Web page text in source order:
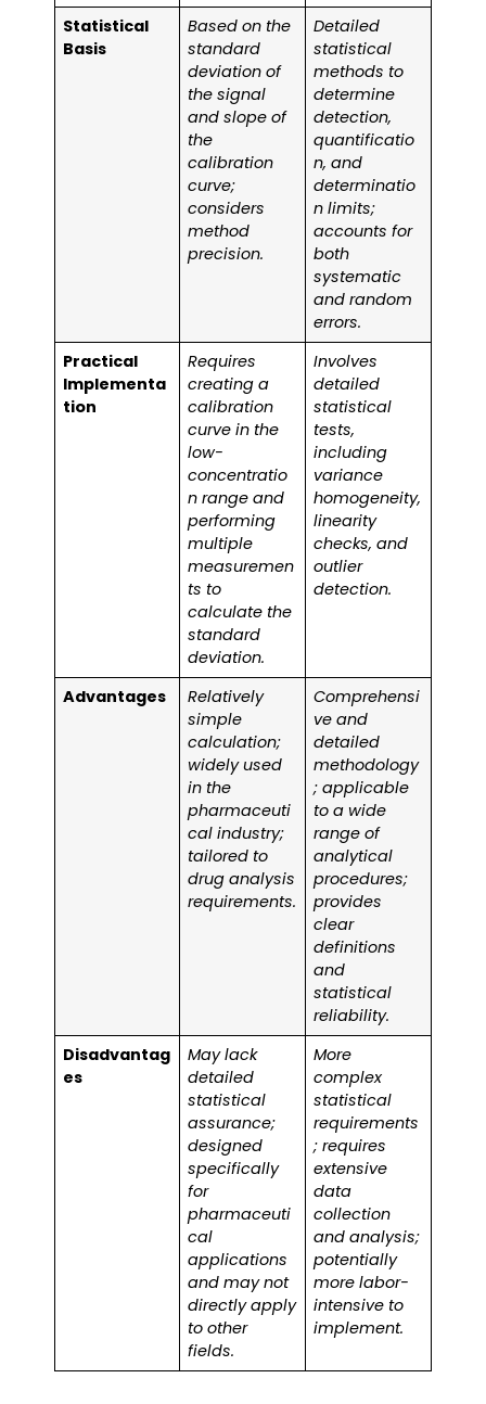
Statistical
Basis
Based on the
standard
deviation of
the signal
and slope of
the
calibration
curve;
considers
method
precision.
Detailed
statistical
methods to
determine
detection,
quantificatio
n, and
determinatio
n limits;
accounts for
both
systematic
and random
errors.
Practical
Implementa
tion
Requires
creating a
calibration
curve in the
low-
concentratio
n range and
performing
multiple
measuremen
ts to
calculate the
standard
deviation.
Involves
detailed
statistical
tests,
including
variance
homogeneity,
linearity
checks, and
outlier
detection.
Advantages
Relatively
simple
calculation;
widely used
in the
pharmaceuti
cal industry;
tailored to
drug analysis
requirements.
Comprehensi
ve and
detailed
methodology
; applicable
to a wide
range of
analytical
procedures;
provides
clear
definitions
and
statistical
reliability.
Disadvantag
es
May lack
detailed
statistical
assurance;
designed
specifically
for
pharmaceuti
cal
applications
and may not
directly apply
to other
fields.
More
complex
statistical
requirements
; requires
extensive
data
collection
and analysis;
potentially
more labor-
intensive to
implement.